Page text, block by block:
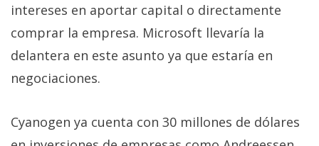
todas las
noticias sobre
tecnología,
móviles,
apps,
comparativas,
trucos y
intereses en aportar capital o directamente
comprar la empresa. Microsoft llevaría la
delantera en este asunto ya que estaría en
negociaciones.
Cyanogen ya cuenta con 30 millones de dólares